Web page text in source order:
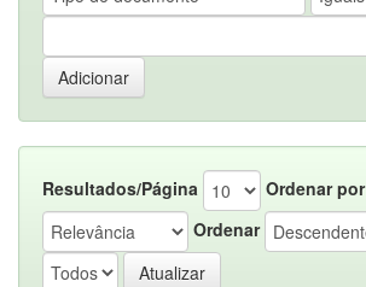
Resultados/Página
Ordenar por
Ordenar